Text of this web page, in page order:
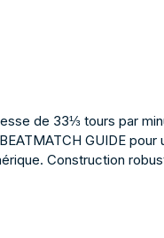
de 33⅓ tours par
GUIDE pour
Construction